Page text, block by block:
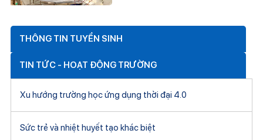
THÔNG TIN TUYỂN SINH
TIN TỨC - HOẠT ĐỘNG TRƯỜNG
Xu hướng trường học ứng dụng thời đại 4.0
Sức trẻ và nhiệt huyết tạo khác biệt